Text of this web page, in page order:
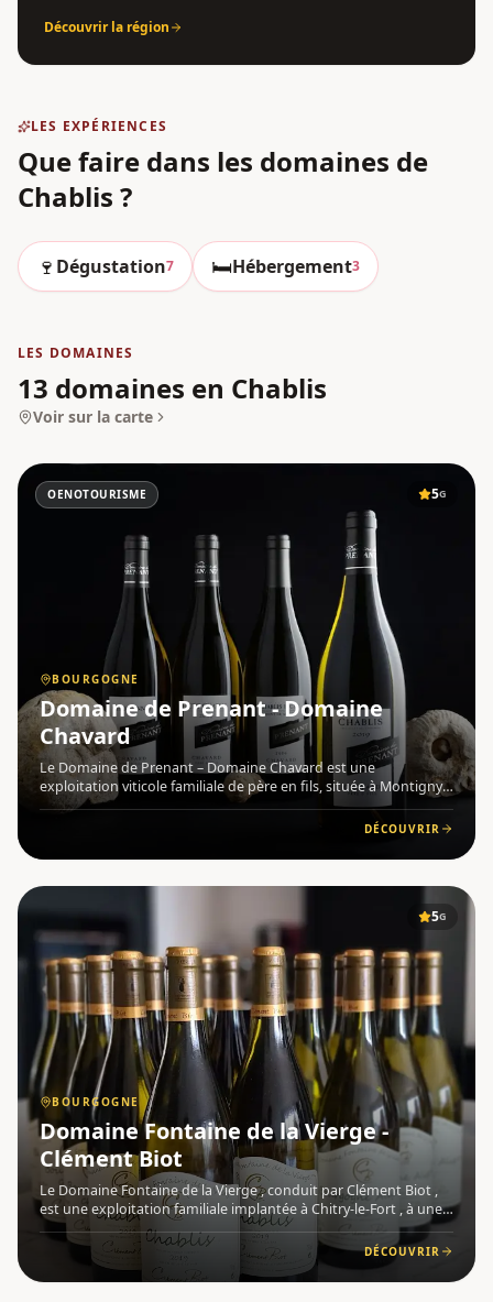
Découvrir la région
LES EXPÉRIENCES
Que faire dans les domaines de
Chablis ?
🍷 Dégustation7 🛏️Hébergement3
LES DOMAINES
13 domaines en Chablis
Voir sur la carte
OENOTOURISME 5G
BOURGOGNE
Domaine de Prenant - Domaine
Chavard
Le Domaine de Prenant – Domaine Chavard est une
exploitation viticole familiale de père en fils, située à Montigny-
la-Resle , au cœur de la Bourgogne , dans l'Yonne. Olivier
Chavard y conduit 17 hectares de vignes sur les coteaux de
DÉCOUVRIR
5G
BOURGOGNE
Domaine Fontaine de la Vierge -
Clément Biot
Le Domaine Fontaine de la Vierge , conduit par Clément Biot ,
est une exploitation familiale implantée à Chitry-le-Fort , à une
douzaine de kilomètres d'Auxerre, dans le vignoble de l'
Auxerrois et du Chablisien , en Bourgogne . Le domaineDÉCOUVRIR